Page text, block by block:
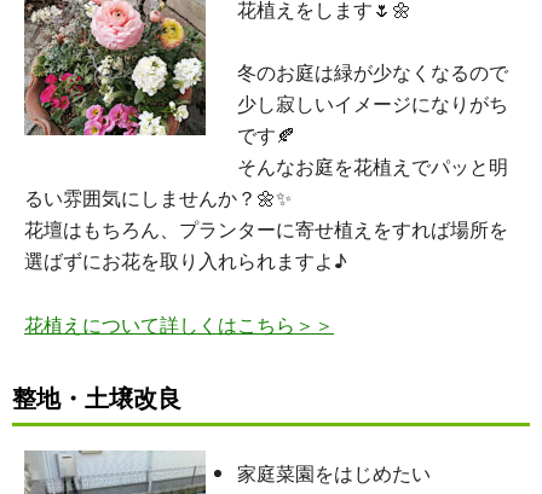
花植えをします🌷🌼
冬のお庭は緑が少なくなるので
少し寂しいイメージになりがち
です🍂
そんなお庭を花植えでパッと明
るい雰囲気にしませんか？🌼✨
花壇はもちろん、プランターに寄せ植えをすれば場所を
選ばずにお花を取り入れられますよ♪
花植えについて詳しくはこちら＞＞
整地・土壌改良
家庭菜園をはじめたい